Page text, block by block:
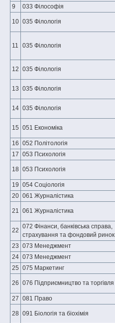
9
033 Філософія
10 035 Філологія
11 035 Філологія
12 035 Філологія
13 035 Філологія
14 035 Філологія
15 051 Економіка
16 052 Політологія
17 053 Психологія
18 053 Психологія
19 054 Соціологія
20 061 Журналістика
21 061 Журналістика
22
072 Фінанси, банківська справа,
страхування та фондовий ринок
23 073 Менеджмент
24 073 Менеджмент
25 075 Маркетинг
26 076 Підприємництво та торгівля
27 081 Право
28 091 Біологія та біохімія